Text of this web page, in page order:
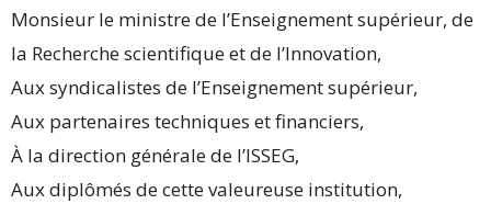
Monsieur le ministre de l’Enseignement supérieur, de
la Recherche scientifique et de l’Innovation,
Aux syndicalistes de l’Enseignement supérieur,
Aux partenaires techniques et financiers,
À la direction générale de l’ISSEG,
Aux diplômés de cette valeureuse institution,